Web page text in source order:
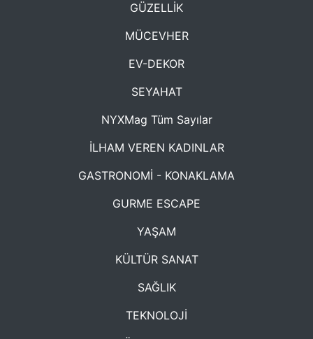
GÜZELLİK
MÜCEVHER
EV-DEKOR
SEYAHAT
NYXMag Tüm Sayılar
İLHAM VEREN KADINLAR
GASTRONOMİ - KONAKLAMA
GURME ESCAPE
YAŞAM
KÜLTÜR SANAT
SAĞLIK
TEKNOLOJİ